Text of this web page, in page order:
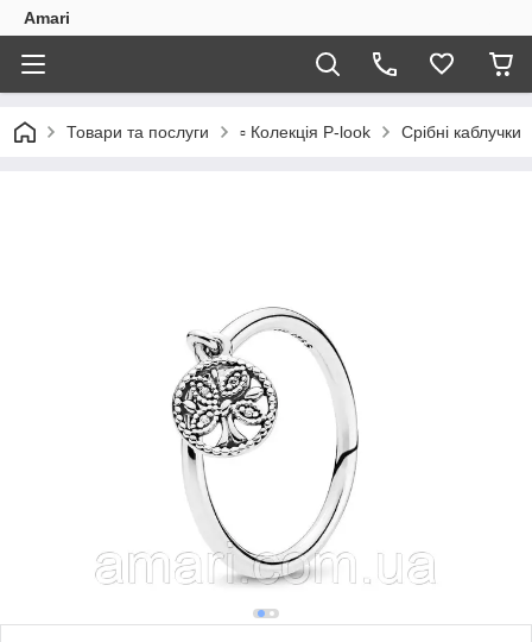
Amari
Товари та послуги ▫️ Колекція P-look Срібні каблучки